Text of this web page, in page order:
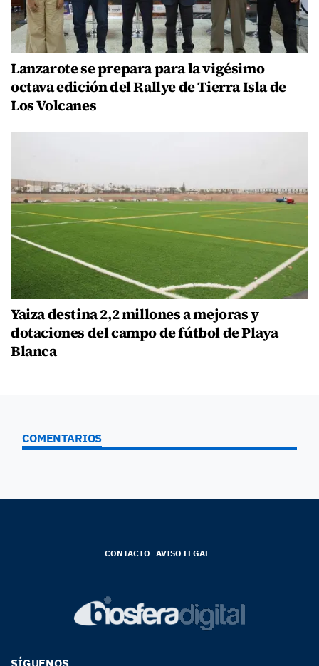
Lanzarote se prepara para la vigésimo
octava edición del Rallye de Tierra Isla de
Los Volcanes
Yaiza destina 2,2 millones a mejoras y
dotaciones del campo de fútbol de Playa
Blanca
COMENTARIOS
CONTACTO AVISO LEGAL